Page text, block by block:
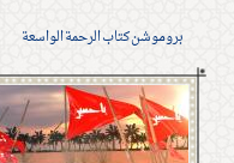
بروموشن كتاب الرحمة الواسعة